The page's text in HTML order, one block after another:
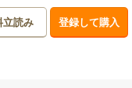
立読み 登録して購入